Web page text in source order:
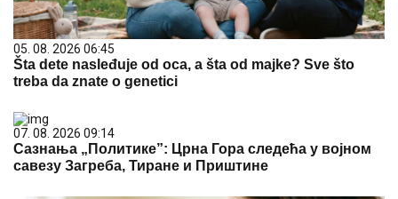
05. 08. 2026 06:45
Šta dete nasleđuje od oca, a šta od majke? Sve što
treba da znate o genetici
07. 08. 2026 09:14
Сазнања „Политике”: Црна Гора следећа у војном
савезу Загреба, Тиране и Приштине